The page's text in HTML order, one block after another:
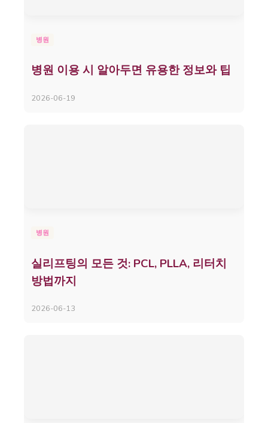
병원
병원 이용 시 알아두면 유용한 정보와 팁
2026-06-19
병원
실리프팅의 모든 것: PCL, PLLA, 리터치
방법까지
2026-06-13